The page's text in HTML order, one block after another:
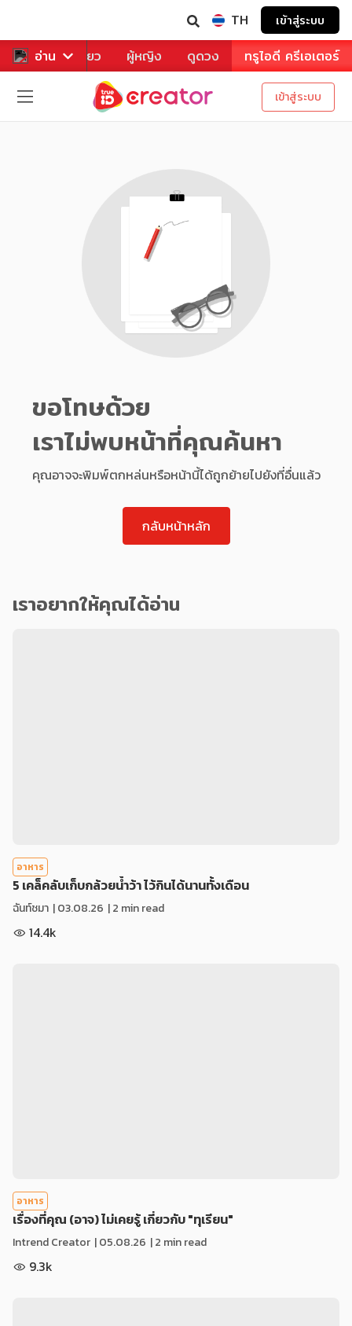
TH เข้าสู่ระบบ
อ่าน
หาร ท่องเที่ยว ผู้หญิง ดูดวง ทรูไอดี ครีเอเตอร์
เข้าสู่ระบบ
ขอโทษด้วย
เราไม่พบหน้าที่คุณค้นหา
คุณอาจจะพิมพ์ตกหล่นหรือหน้านี้ได้ถูกย้ายไปยังที่อื่นแล้ว
กลับหน้าหลัก
เราอยากให้คุณได้อ่าน
อาหาร
5 เคล็คลับเก็บกล้วยน้ำว้า ไว้กินได้นานทั้งเดือน
ฉันท์ชมา |03.08.26 | 2 min read
14.4k
อาหาร
เรื่องที่คุณ (อาจ) ไม่เคยรู้ เกี่ยวกับ "ทุเรียน"
Intrend Creator |05.08.26 | 2 min read
9.3k